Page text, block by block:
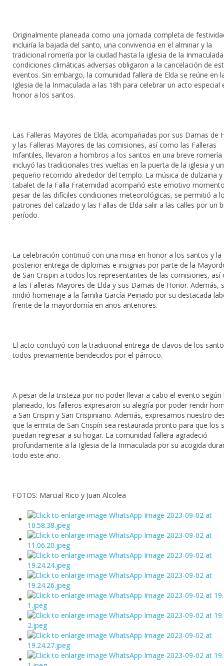
Originalmente planeada como una jornada completa de
incluiría la bajada del santo, una convivencia en el alminar y la
tradicional romería por la ciudad hasta la iglesia de la
condiciones climáticas adversas obligaron a la cancelación de
eventos. Sin embargo, la comunidad fallera de Elda se reúne en
Iglesia de la Inmaculada a las 18h para celebrar un acto especial
honor a los santos.
Las Falleras Mayores de Elda, acompañadas por sus Damas de
y las Falleras Mayores de las comisiones, así como las Falleras
Infantiles, llevaron a hombros a los santos en una breve romería
incluyó las tradicionales tres vueltas en la puerta de la iglesia y un
pequeño recorrido alrededor del templo. La música de dulzaina y
tabalet de la Falla Fraternidad acompañó este emotivo
pesar de las difíciles condiciones meteorológicas, se permitió a
patrones del calzado y las Fallas de Elda salir a las calles por un
período.
La celebración continuó con una misa en honor a los santos y la
posterior entrega de diplomas e insignias por parte de la
de San Crispin a todos los representantes de las comisiones, así
a las Falleras Mayores de Elda y sus Damas de Honor. Además,
rindió homenaje a la familia García Peinado por su destacada
frente de la mayordomía en años anteriores.
El acto concluyó con la tradicional entrega de clavos de los
todos previamente bendecidos por el párroco.
A pesar de la tristeza por no poder llevar a cabo el evento según
planeado, los falleros expresaron su alegría por poder rendir
a San Crispin y San Crispiniano. Además, expresamos nuestro
que la ermita de San Crispín sea restaurada pronto para que los
puedan regresar a su hogar. La comunidad fallera agradeció
profundamente a la Iglesia de la Inmaculada por su acogida
todo este año.
FOTOS: Marcial Rico y Juan Alcolea